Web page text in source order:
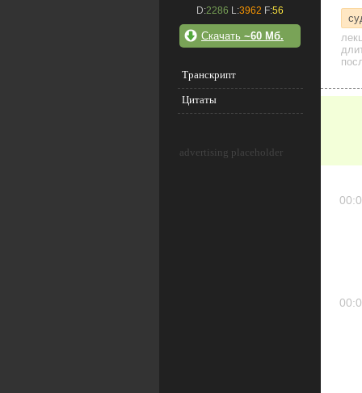
D:2286 L:3962 F:56
Скачать ~60 Мб.
Транскрипт
Цитаты
advertising placeholder